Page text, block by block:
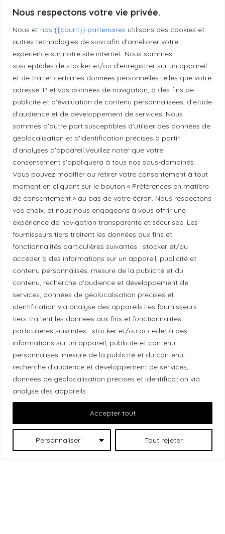
Nous respectons votre vie privée.
Nous et nos {{count}} partenaires utilisons des cookies et
autres technologies de suivi afin d'améliorer votre
expérience sur notre site internet. Nous sommes
susceptibles de stocker et/ou d'enregistrer sur un appareil
et de traiter certaines données personnelles telles que votre
adresse IP et vos données de navigation, à des fins de
publicité et d'évaluation de contenu personnalisées, d'étude
d'audience et de développement de services. Nous
sommes d'autre part susceptibles d'utiliser des données de
géolocalisation et d'identification précises à partir
d’analyses d'appareil.Veuillez noter que votre
consentement s'appliquera à tous nos sous-domaines.
Vous pouvez modifier ou retirer votre consentement à tout
moment en cliquant sur le bouton « Préférences en matière
de consentement » au bas de votre écran. Nous respectons
vos choix, et nous nous engageons à vous offrir une
expérience de navigation transparente et sécurisée. Les
fournisseurs tiers traitent les données aux fins et
fonctionnalités particulières suivantes : stocker et/ou
accéder à des informations sur un appareil, publicité et
contenu personnalisés, mesure de la publicité et du
contenu, recherche d'audience et développement de
services, données de géolocalisation précises et
identification via analyse des appareils.Les fournisseurs
tiers traitent les données aux fins et fonctionnalités
particulières suivantes : stocker et/ou accéder à des
informations sur un appareil, publicité et contenu
personnalisés, mesure de la publicité et du contenu,
recherche d'audience et développement de services,
données de géolocalisation précises et identification via
analyse des appareils.
Personnaliser Tout rejeter
Accepter tout
Produits transformés artisanaux
Liens utiles
Mentions légales
Politique de confidentialité
Principes de publication
Politique de correction
Politique de diversité
Politique éthique
Reconnaissance du territoire
Local Market, marque portée par la société Les
Chats Gourmets Ltd. tient à souligner que ses
installations, situées au 511 Lacolle Way (Ottawa-
Orléans), se trouvent sur le territoire traditionnel non
cédé du peuple algonquin anichinabé. Nous
reconnaissons et remercions les peuples
autochtones qui sont les gardiens historiques et
actuels de ces terres.